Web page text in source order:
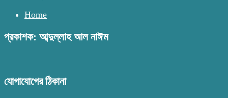
Home
প্রকাশক: আব্দুল্লাহ আল নাঈম
যোগাযোগের ঠিকানা